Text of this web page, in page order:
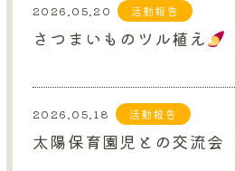
2026.05.20 活動報告
さつまいものツル植え
2026.05.18 活動報告